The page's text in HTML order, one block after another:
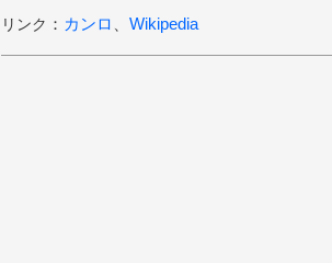
リンク ： カンロ Wikipedia